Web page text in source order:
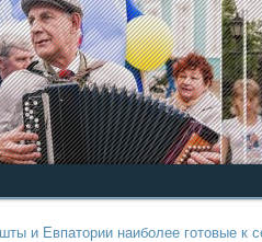
и Евпатории наиболее готовые к